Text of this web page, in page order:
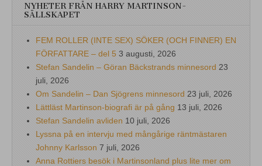
NYHETER FRÅN HARRY MARTINSON-
SÄLLSKAPET
FEM ROLLER (INTE SEX) SÖKER (OCH FINNER) EN
FÖRFATTARE – del 5 3 augusti, 2026
Stefan Sandelin – Göran Bäckstrands minnesord 23
juli, 2026
Om Sandelin – Dan Sjögrens minnesord 23 juli, 2026
Lättläst Martinson-biografi är på gång 13 juli, 2026
Stefan Sandelin avliden 10 juli, 2026
Lyssna på en intervju med mångårige räntmästaren
Johnny Karlsson 7 juli, 2026
Anna Rottiers besök i Martinsonland plus lite mer om